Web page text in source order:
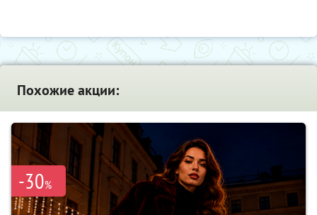
Похожие акции:
-30%